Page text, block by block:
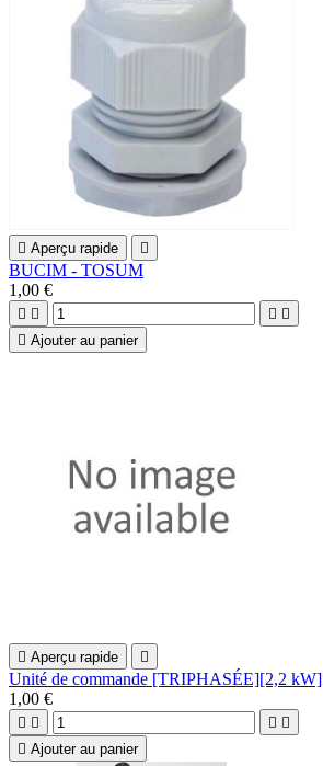
 Aperçu rapide 
BUCIM - TOSUM
1,00 €
   
 Ajouter au panier
 Aperçu rapide 
Unité de commande [TRIPHASÉE][2,2 kW]
1,00 €
   
 Ajouter au panier